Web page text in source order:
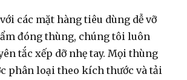
các mặt hàng tiêu dùng dễ vỡ
đóng thùng, chúng tôi luôn
tắc xếp dỡ nhẹ tay. Mọi thùng
phân loại theo kích thước và tải